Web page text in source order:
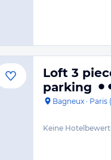
Loft 3
parking
Bagneux · Paris
Keine